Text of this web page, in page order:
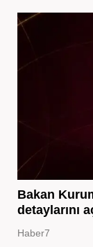
Bakan
detaylarını
Haber7